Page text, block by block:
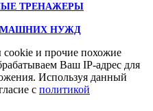
ТРЕНАЖЕРЫ
НУЖД
и прочие похожие
Ваш IP-адрес для
Используя данный
с политикой